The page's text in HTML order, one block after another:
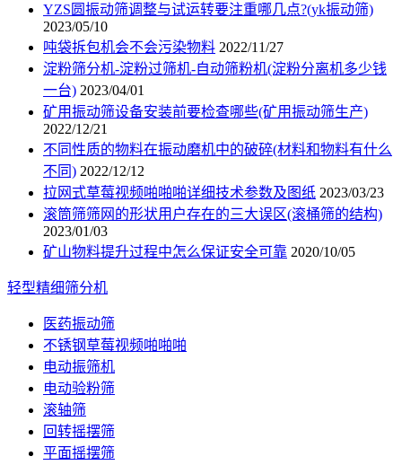
YZS圆振动筛调整与试运转要注重哪几点?(yk振动筛)
2023/05/10
吨袋拆包机会不会污染物料 2022/11/27
淀粉筛分机-淀粉过筛机-自动筛粉机(淀粉分离机多少钱
一台) 2023/04/01
矿用振动筛设备安装前要检查哪些(矿用振动筛生产)
2022/12/21
不同性质的物料在振动磨机中的破碎(材料和物料有什么
不同) 2022/12/12
拉网式草莓视频啪啪啪详细技术参数及图纸 2023/03/23
滚筒筛筛网的形状用户存在的三大误区(滚桶筛的结构)
2023/01/03
矿山物料提升过程中怎么保证安全可靠 2020/10/05
轻型精细筛分机
医药振动筛
不锈钢草莓视频啪啪啪
电动振筛机
电动验粉筛
滚轴筛
回转摇摆筛
平面摇摆筛